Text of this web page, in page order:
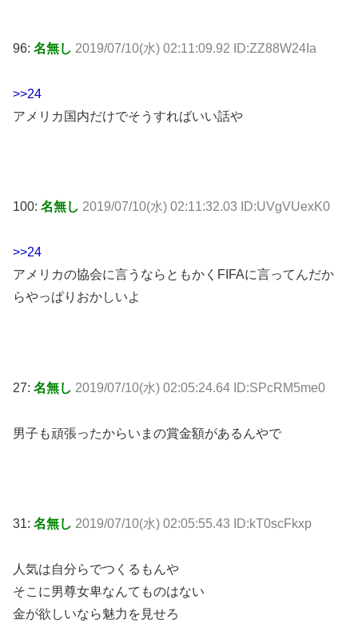
96: 名無し 2019/07/10(水) 02:11:09.92 ID:ZZ88W24Ia
>>24
アメリカ国内だけでそうすればいい話や
100: 名無し 2019/07/10(水) 02:11:32.03 ID:UVgVUexK0
>>24
アメリカの協会に言うならともかくFIFAに言ってんだか
らやっぱりおかしいよ
27: 名無し 2019/07/10(水) 02:05:24.64 ID:SPcRM5me0
男子も頑張ったからいまの賞金額があるんやで
31: 名無し 2019/07/10(水) 02:05:55.43 ID:kT0scFkxp
人気は自分らでつくるもんや
そこに男尊女卑なんてものはない
金が欲しいなら魅力を見せろ